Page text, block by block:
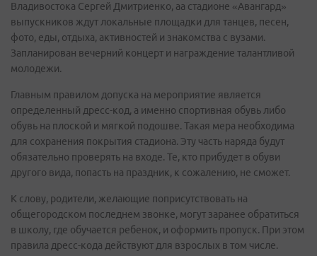
Владивостока Сергей Дмитриенко, аа стадионе «Авангард»
выпускников ждут локальные площадки для танцев, песен,
фото, еды, отдыха, активностей и знакомства с вузами.
Запланирован вечерний концерт и награждение талантливой
молодежи.
Главным правилом допуска на мероприятие является
определенный дресс-код, а именно спортивная обувь либо
обувь на плоской и мягкой подошве. Такая мера необходима
для сохранения покрытия стадиона. Эту часть наряда будут
обязательно проверять на входе. Те, кто прибудет в обуви
другого вида, попасть на праздник, к сожалению, не сможет.
К слову, родители, желающие поприсутствовать на
общегородском последнем звонке, могут заранее обратиться
в школу, где обучается ребенок, и оформить пропуск. При этом
правила дресс-кода действуют для взрослых в том числе.